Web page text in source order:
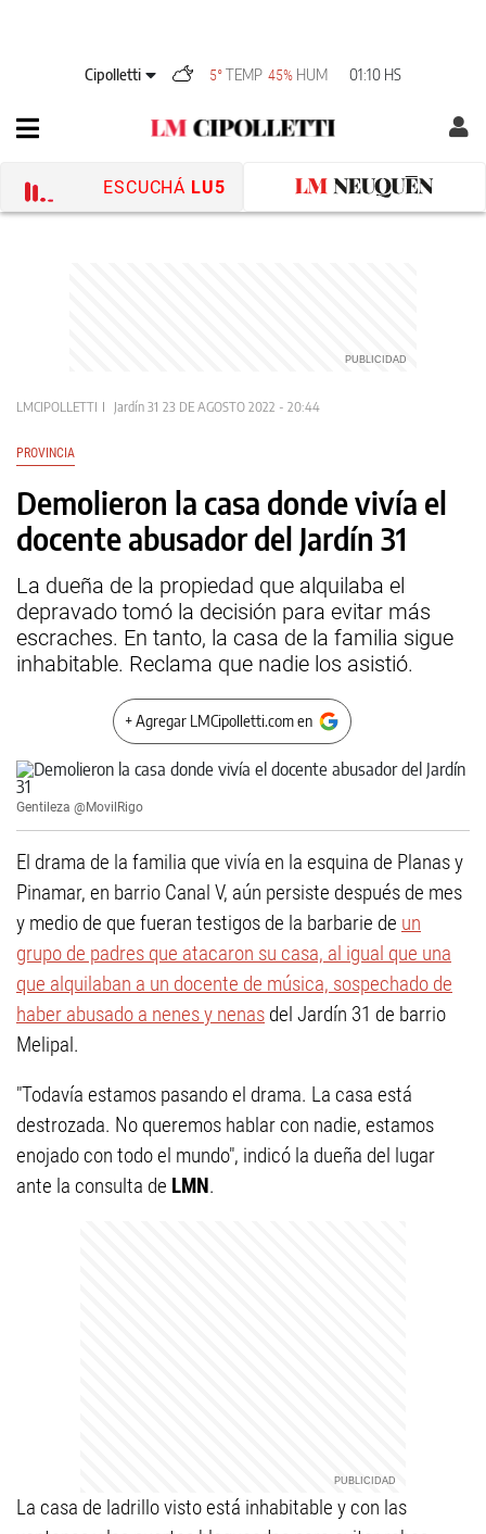
Cipolletti 5°TEMP 45% HUM 01:10 HS
ESCUCHÁ LU5
LMCIPOLLETTI Jardín 31 23 DE AGOSTO 2022 - 20:44
PROVINCIA
Demolieron la casa donde vivía el
docente abusador del Jardín 31
La dueña de la propiedad que alquilaba el
depravado tomó la decisión para evitar más
escraches. En tanto, la casa de la familia sigue
inhabitable. Reclama que nadie los asistió.
+ Agregar LMCipolletti.com en
Gentileza @MovilRigo
El drama de la familia que vivía en la esquina de Planas y
Pinamar, en barrio Canal V, aún persiste después de mes
y medio de que fueran testigos de la barbarie de un
grupo de padres que atacaron su casa, al igual que una
que alquilaban a un docente de música, sospechado de
haber abusado a nenes y nenas del Jardín 31 de barrio
Melipal.
"Todavía estamos pasando el drama. La casa está
destrozada. No queremos hablar con nadie, estamos
enojado con todo el mundo", indicó la dueña del lugar
ante la consulta de LMN.
La casa de ladrillo visto está inhabitable y con las